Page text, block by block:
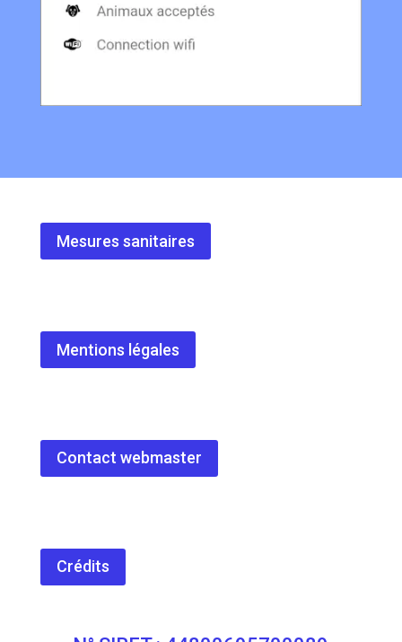
Mesures sanitaires
Mentions légales
Contact webmaster
Crédits